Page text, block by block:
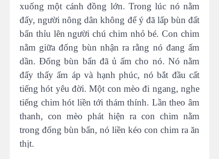
xuống một cánh đồng lớn. Trong lúc nó nằm
đấy, người nông dân không để ý đã lấp bùn đất
bẩn thỉu lên người chú chim nhỏ bé. Con chim
nằm giữa đống bùn nhận ra rằng nó đang ấm
dần. Ðống bùn bẩn đã ủ ấm cho nó. Nó nằm
đấy thấy ấm áp và hạnh phúc, nó bắt đầu cất
tiếng hót yêu đời. Một con mèo đi ngang, nghe
tiếng chim hót liền tới thám thính. Lần theo âm
thanh, con mèo phát hiện ra con chim nằm
trong đống bùn bẩn, nó liền kéo con chim ra ăn
thịt.